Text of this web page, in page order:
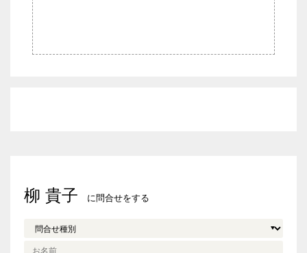
柳 貴子 に問合せをする